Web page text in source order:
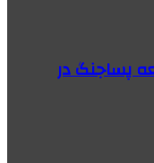
پساجنگ در